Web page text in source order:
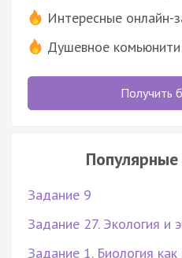
Интересные онлайн-
Душевное комьюнити
Получить
Задание 9
Задание 27. Экология и
Задание 1. Биология как